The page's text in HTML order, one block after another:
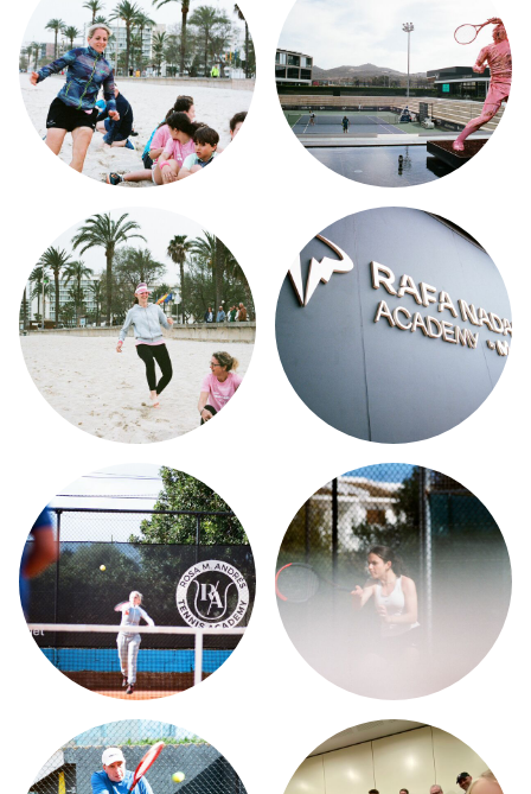
ÜBER MICH
TMBW CAMPUS
LEISTUNGSSPEKTRUM
MW STRINGING SERVICE